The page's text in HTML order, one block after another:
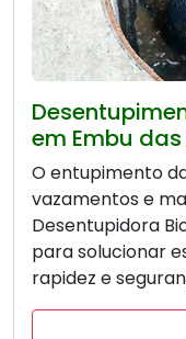
em Embu
O entupimento
vazamentos e
Desentupidora
para solucionar
rapidez e